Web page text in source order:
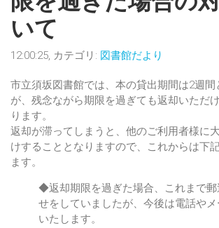
いて
12:00:25, カテゴリ: 図書館だより
市立須坂図書館では、本の貸出期間は2週間
が、残念ながら期限を過ぎても返却いただ
ります。
返却が滞ってしまうと、他のご利用者様に
けすることとなりますので、これからは下
ます。
◆返却期限を過ぎた場合、これまで郵
せをしていましたが、今後は電話や
いたします。